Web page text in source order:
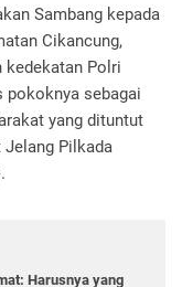
Sambang kepada
Cikancung,
kedekatan Polri
pokoknya sebagai
yang dituntut
Jelang Pilkada
Harusnya yang